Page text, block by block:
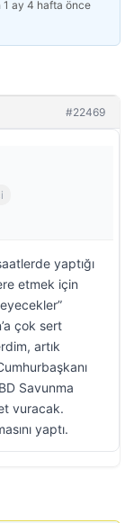
1 ay 4 hafta önce
#22469
yaptığı
etmek için
çok sert
artık
Savunma
vuracak.
yaptı.